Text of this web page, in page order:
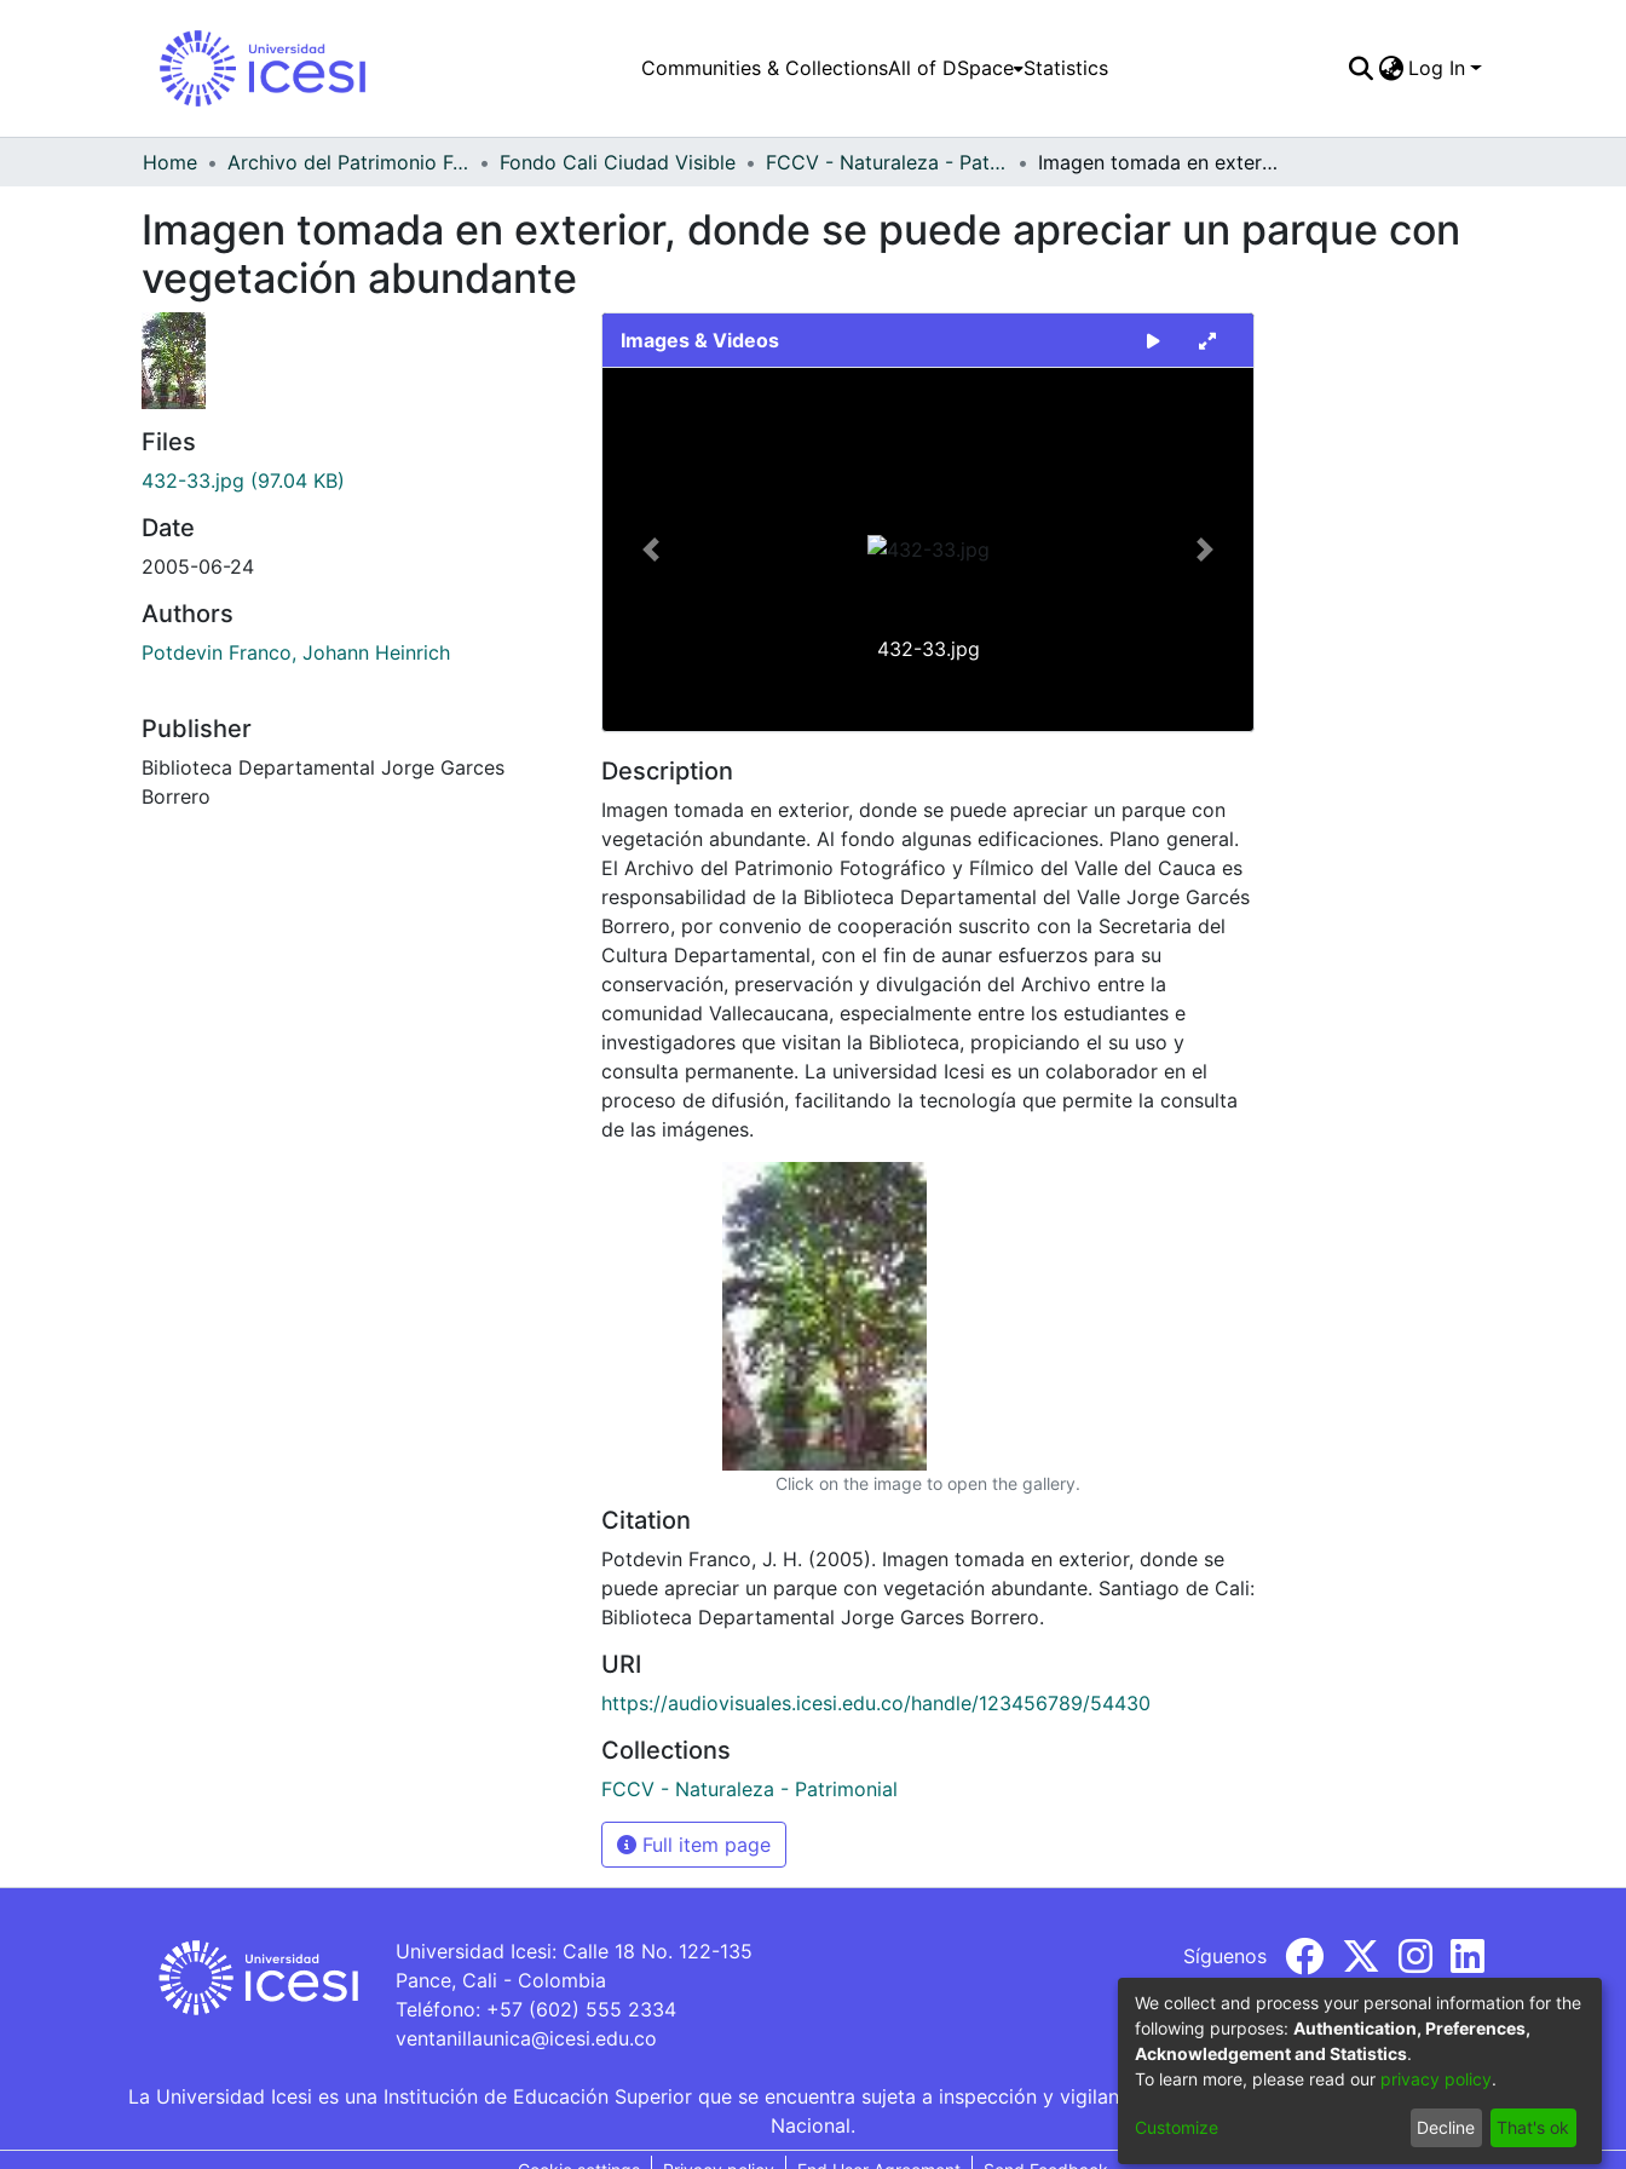
Communities & CollectionsAll of DSpace Statistics Log In
Home Archivo del Patrimonio Fotográfico y Fílmico del Valle del Cauca Fondo Cali Ciudad Visible FCCV - Naturaleza - Patrimonial Imagen tomada en exterior, donde se puede apreciar un parque con vegetación abundante
Imagen tomada en exterior, donde se puede apreciar un parque con
vegetación abundante
Files
432-33.jpg (97.04 KB)
Date
2005-06-24
Authors
Potdevin Franco, Johann Heinrich
Publisher
Biblioteca Departamental Jorge Garces
Borrero
Images & Videos
432-33.jpg
Previous Next
Description
Imagen tomada en exterior, donde se puede apreciar un parque con
vegetación abundante. Al fondo algunas edificaciones. Plano general.
El Archivo del Patrimonio Fotográfico y Fílmico del Valle del Cauca es
responsabilidad de la Biblioteca Departamental del Valle Jorge Garcés
Borrero, por convenio de cooperación suscrito con la Secretaria del
Cultura Departamental, con el fin de aunar esfuerzos para su
conservación, preservación y divulgación del Archivo entre la
comunidad Vallecaucana, especialmente entre los estudiantes e
investigadores que visitan la Biblioteca, propiciando el su uso y
consulta permanente. La universidad Icesi es un colaborador en el
proceso de difusión, facilitando la tecnología que permite la consulta
de las imágenes.
Click on the image to open the gallery.
Citation
Potdevin Franco, J. H. (2005). Imagen tomada en exterior, donde se
puede apreciar un parque con vegetación abundante. Santiago de Cali:
Biblioteca Departamental Jorge Garces Borrero.
URI
https://audiovisuales.icesi.edu.co/handle/123456789/54430
Collections
FCCV - Naturaleza - Patrimonial
Full item page
Universidad Icesi: Calle 18 No. 122-135
Pance, Cali - Colombia
Teléfono: +57 (602) 555 2334
ventanillaunica@icesi.edu.co
Síguenos
La Universidad Icesi es una Institución de Educación Superior que se encuentra sujeta a inspección y vigilancia por parte del Ministerio de Educación
Nacional.
We collect and process your personal information for the
following purposes: Authentication, Preferences,
Acknowledgement and Statistics.
To learn more, please read our privacy policy.
Customize Decline That's ok